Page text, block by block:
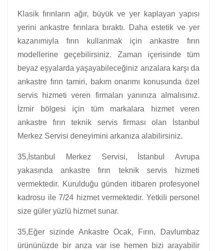
Klasik fırınların ağır, büyük ve yer kaplayan yapısı
yerini ankastre fırınlara bıraktı. Daha estetik ve yer
kazanımıyla fırın kullanmak için ankastre fırın
modellerine geçebilirsiniz. Zaman içerisinde tüm
beyaz eşyalarda yaşayabileceğiniz arızalara karşı da
ankastre fırın tamiri, bakım onarımı konusunda özel
servis hizmeti veren firmaları yanınıza almalısınız.
İzmir bölgesi için tüm markalara hizmet veren
ankastre fırın teknik servis firması olan İstanbul
Merkez Servisi deneyimini arkanıza alabilirsiniz.
35,İstanbul Merkez Servisi, İstanbul Avrupa
yakasında ankastre fırın teknik servis hizmeti
vermektedir. Kurulduğu günden itibaren profesyonel
kadrosu ile 7/24 hizmet vermektedir. Yetkili personel
size güler yüzlü hizmet sunar.
35,Eğer sizinde Ankastre Ocak, Fırın, Davlumbaz
ürününüzde bir arıza var ise hemen bizi arayabilir